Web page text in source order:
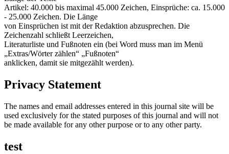
Artikel: 40.000 bis maximal 45.000 Zeichen, Einsprüche: ca. 15.000
- 25.000 Zeichen. Die Länge
von Einsprüchen ist mit der Redaktion abzusprechen. Die
Zeichenzahl schließt Leerzeichen,
Literaturliste und Fußnoten ein (bei Word muss man im Menü
„Extras/Wörter zählen“ „Fußnoten“
anklicken, damit sie mitgezählt werden).
Privacy Statement
The names and email addresses entered in this journal site will be
used exclusively for the stated purposes of this journal and will not
be made available for any other purpose or to any other party.
test